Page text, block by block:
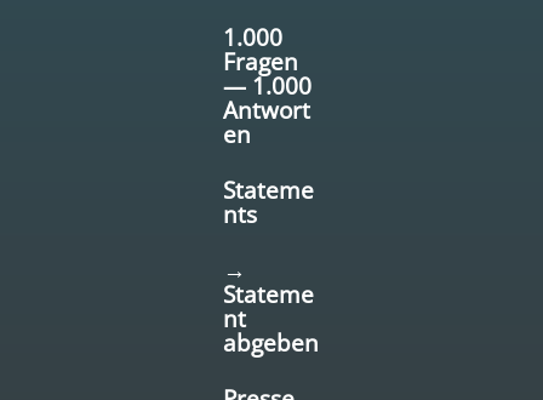
1.000
Fragen
— 1.000
Antwort
en
Stateme
nts
→
Stateme
nt
abgeben